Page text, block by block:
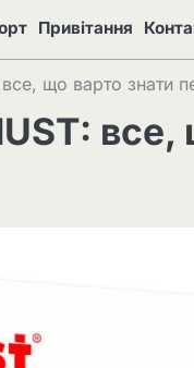
Привітання
все, що варто знати